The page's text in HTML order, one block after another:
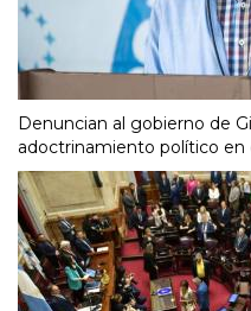
Denuncian al gobierno de
adoctrinamiento político en